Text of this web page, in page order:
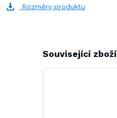
Rozměry produktu
Související zboží